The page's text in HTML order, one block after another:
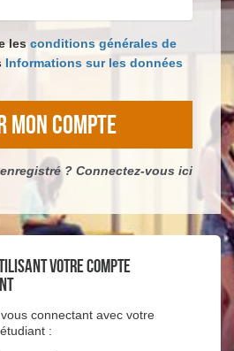
les conditions générales de
Informations sur les données
MON COMPTE
? Connectez-vous ici
votre compte
connectant avec votre
: